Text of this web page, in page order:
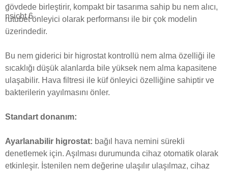
gövdede birleştirir, kompakt bir tasarıma sahip bu nem alıcı,
rutubet önleyici olarak performansı ile bir çok modelin
üzerindedir.
Bu nem giderici bir higrostat kontrollü nem alma özelliği ile
sıcaklığı düşük alanlarda bile yüksek nem alma kapasitene
ulaşabilir. Hava filtresi ile küf önleyici özelliğine sahiptir ve
bakterilerin yayılmasını önler.
Standart donanım:
Ayarlanabilir higrostat: bağıl hava nemini sürekli
denetlemek için. Aşılması durumunda cihaz otomatik olarak
etkinleşir. İstenilen nem değerine ulaşılır ulaşılmaz, cihaz